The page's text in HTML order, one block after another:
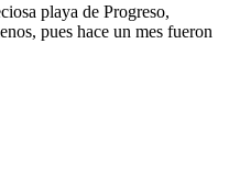
playa de Progreso,
pues hace un mes fueron